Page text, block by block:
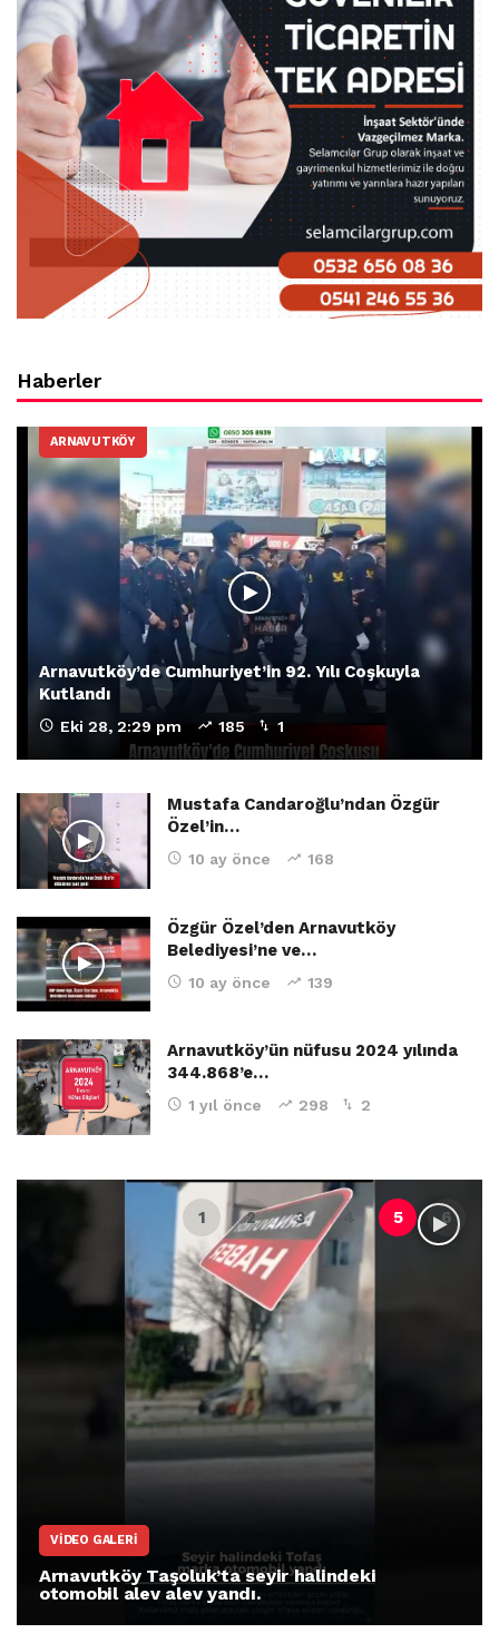
Haberler
ARNAVUTKÖY
Arnavutköy’de Cumhuriyet’in 92. Yılı Coşkuyla
Kutlandı
Eki 28, 2:29 pm 185 1
Mustafa Candaroğlu’ndan Özgür
Özel’in…
10 ay önce 168
Özgür Özel’den Arnavutköy
Belediyesi’ne ve…
10 ay önce 139
Arnavutköy’ün nüfusu 2024 yılında
344.868’e…
1 yıl önce 298 2
VIDEO GALERI
Arnavutköy Taşoluk’ta seyir halindeki
otomobil alev alev yandı.